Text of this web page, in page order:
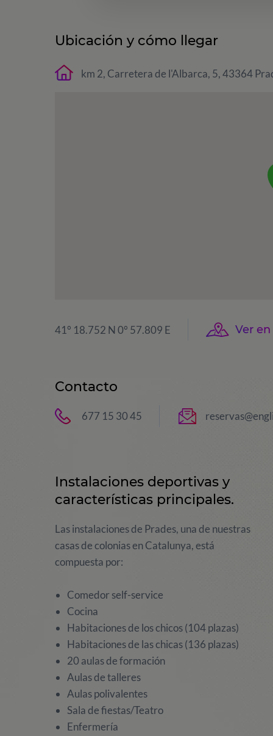
Ubicación y cómo llegar
km 2, Carretera de l'Albarca, 5, 43364
41° 18.752 N 0° 57.809 E Ver
Contacto
677 15 30 45
Instalaciones deportivas y
características principales.
Las instalaciones de Prades, una de nuestras
casas de colonias en Catalunya, está
compuesta por:
Comedor self-service
Cocina
Habitaciones de los chicos (104 plazas)
Habitaciones de las chicas (136 plazas)
20 aulas de formación
Aulas de talleres
Aulas polivalentes
Sala de fiestas/Teatro
Enfermería